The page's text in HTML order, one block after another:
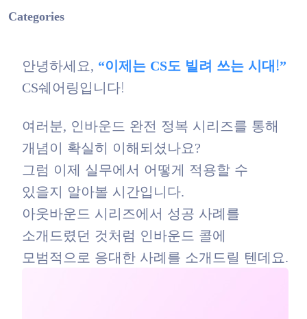
Categories
안녕하세요, “이제는 CS도 빌려 쓰는 시대!”
CS쉐어링입니다!
여러분, 인바운드 완전 정복 시리즈를 통해
개념이 확실히 이해되셨나요?
그럼 이제 실무에서 어떻게 적용할 수
있을지 알아볼 시간입니다.
아웃바운드 시리즈에서 성공 사례를
소개드렸던 것처럼 인바운드 콜에
모범적으로 응대한 사례를 소개드릴 텐데요.